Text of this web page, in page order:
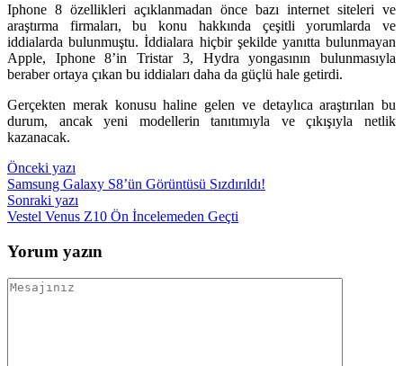
Iphone 8 özellikleri açıklanmadan önce bazı internet siteleri ve
araştırma firmaları, bu konu hakkında çeşitli yorumlarda ve
iddialarda bulunmuştu. İddialara hiçbir şekilde yanıtta bulunmayan
Apple, Iphone 8’in Tristar 3, Hydra yongasının bulunmasıyla
beraber ortaya çıkan bu iddiaları daha da güçlü hale getirdi.
Gerçekten merak konusu haline gelen ve detaylıca araştırılan bu
durum, ancak yeni modellerin tanıtımıyla ve çıkışıyla netlik
kazanacak.
Yazı
gezinmesi
Önceki yazı
Samsung Galaxy S8’ün Görüntüsü Sızdırıldı!
Sonraki yazı
Vestel Venus Z10 Ön İncelemeden Geçti
Yorum yazın